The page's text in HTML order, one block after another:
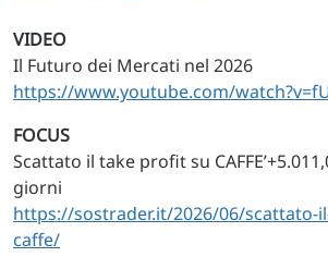
VIDEO
Il Futuro dei Mercati nel 2026
https://www.youtube.com/
FOCUS
Scattato il take profit su
giorni
https://sostrader.it/2026/06/scattato-
caffe/